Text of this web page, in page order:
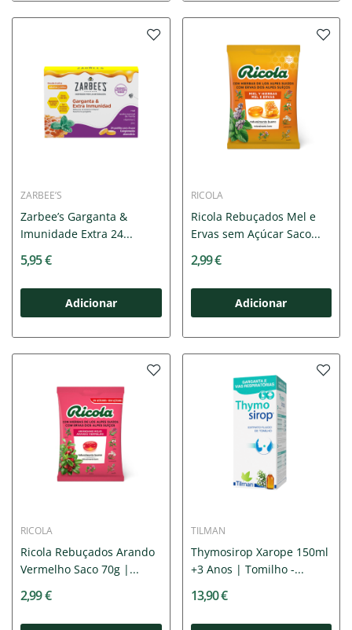
ZARBEE’S
Zarbee’s Garganta &
Imunidade Extra 24...
5,95 €
Adicionar
RICOLA
Ricola Rebuçados Mel e
Ervas sem Açúcar Saco...
2,99 €
Adicionar
RICOLA
Ricola Rebuçados Arando
Vermelho Saco 70g |...
2,99 €
TILMAN
Thymosirop Xarope 150ml
+3 Anos | Tomilho -...
13,90 €